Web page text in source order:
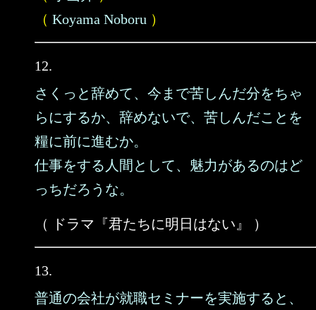
（ Koyama Noboru ）
12.
さくっと辞めて、今まで苦しんだ分をちゃ
らにするか、辞めないで、苦しんだことを
糧に前に進むか。
仕事をする人間として、魅力があるのはど
っちだろうな。
（ ドラマ『君たちに明日はない』 ）
13.
普通の会社が就職セミナーを実施すると、